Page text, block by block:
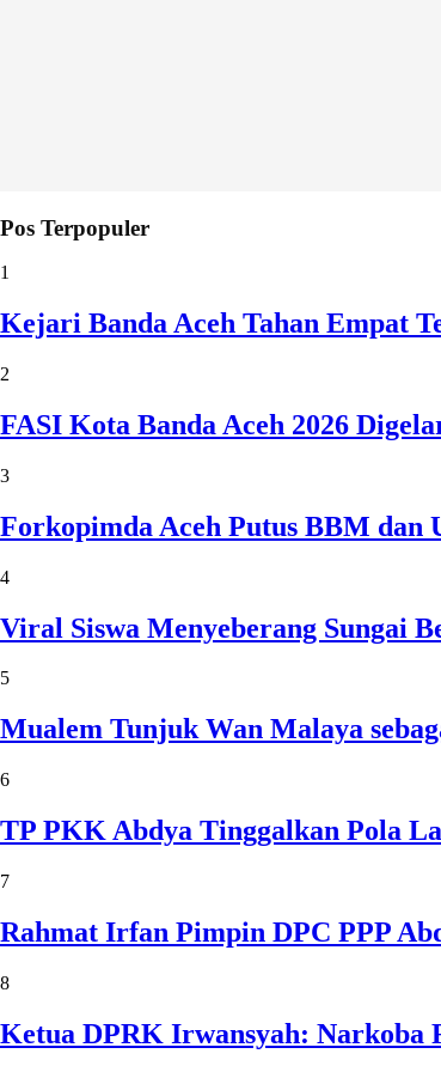
Pos Terpopuler
1
Kejari Banda Aceh Tahan Empat
2
FASI Kota Banda Aceh 2026
3
Forkopimda Aceh Putus BBM dan
4
Viral Siswa Menyeberang Sungai
5
Mualem Tunjuk Wan Malaya
6
TP PKK Abdya Tinggalkan Pola
7
Rahmat Irfan Pimpin DPC PPP
8
Ketua DPRK Irwansyah: Narkoba